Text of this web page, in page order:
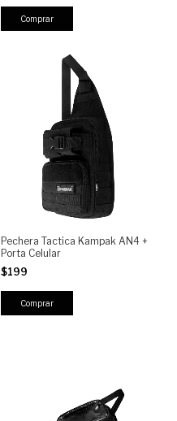
Comprar
Pechera Tactica Kampak AN4 +
Porta Celular
$199